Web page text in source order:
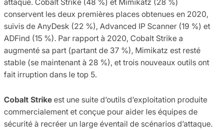
conservent les deux premières places obtenues en 2020,
suivis de AnyDesk (22 %), Advanced IP Scanner (19 %) et
ADFind (15 %). Par rapport à 2020, Cobalt Strike a
augmenté sa part (partant de 37 %), Mimikatz est resté
stable (se maintenant à 28 %), et trois nouveaux outils ont
fait irruption dans le top 5.
Cobalt Strike est une suite d’outils d’exploitation produite
commercialement et conçue pour aider les équipes de
sécurité à recréer un large éventail de scénarios d’attaque.